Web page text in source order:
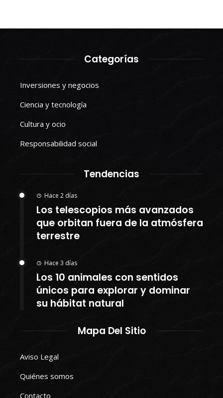
Categorías
Inversiones y negocios
Ciencia y tecnología
Cultura y ocio
Responsabilidad social
Tendencias
Hace 2 días
Los telescopios más avanzados
que orbitan fuera de la atmósfera
terrestre
Hace 3 días
Los 10 animales con sentidos
únicos para explorar y dominar
su hábitat natural
Mapa Del Sitio
Aviso Legal
Quiénes somos
Contacto